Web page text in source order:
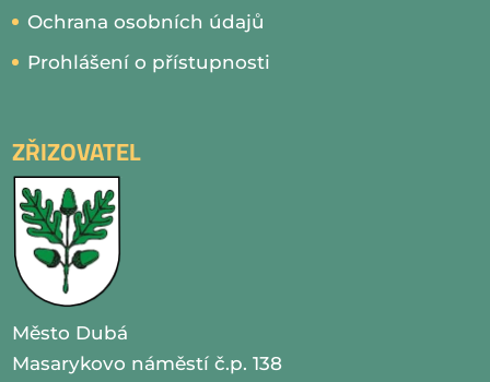
Ochrana osobních údajů
Prohlášení o přístupnosti
ZŘIZOVATEL
Město Dubá
Masarykovo náměstí č.p. 138